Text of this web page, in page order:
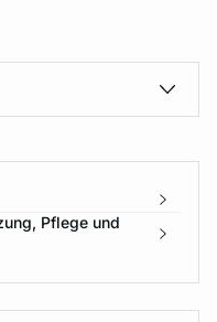
Pflege und